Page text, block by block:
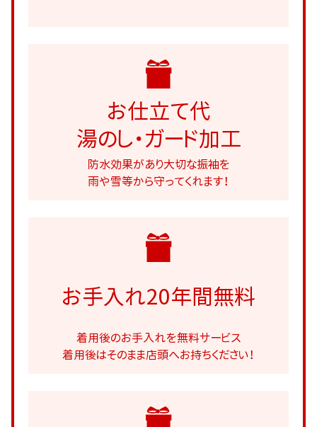
お仕立て代
湯のし・ガード加工
防水効果があり大切な振袖を
雨や雪等から守ってくれます！
お手入れ20年間無料
着用後のお手入れを無料サービス
着用後はそのまま店頭へお持ちください！